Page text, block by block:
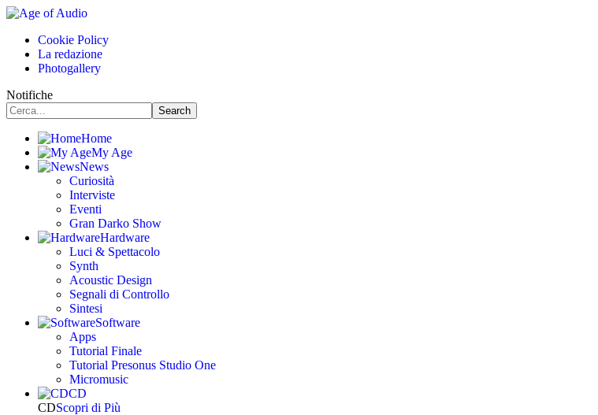
Cookie Policy
La redazione
Photogallery
Notifiche
Home
My Age
News
Curiosità
Interviste
Eventi
Gran Darko Show
Hardware
Luci & Spettacolo
Synth
Acoustic Design
Segnali di Controllo
Sintesi
Software
Apps
Tutorial Finale
Tutorial Presonus Studio One
Micromusic
CD
CDScopri di Più